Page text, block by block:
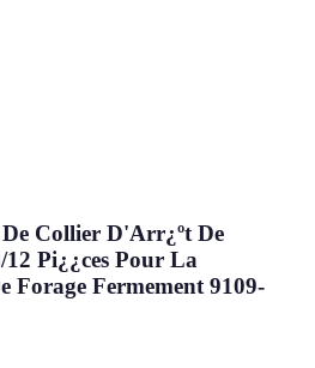
Collier D'Arr¿ºt De
12 Pi¿¿ces Pour La
Forage Fermement 9109-